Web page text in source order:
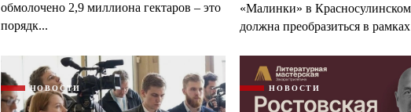
обмолочено 2,9 миллиона гектаров – это
порядк...
«Малинки» в
должна преобразиться в
НОВОСТИ НОВОСТИ